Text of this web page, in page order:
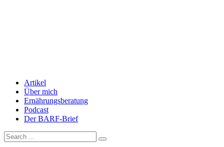
Artikel
Über mich
Ernährungsberatung
Podcast
Der BARF-Brief